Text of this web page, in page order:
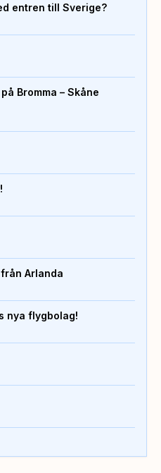
entren till Sverige?
Bromma – Skåne
Arlanda
nya flygbolag!